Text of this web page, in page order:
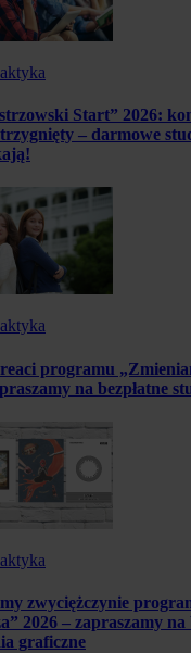
Start” 2026:
– darmowe
programu
na bezpłatne
zwyciężczynie
2026 – zapraszamy na
graficzne